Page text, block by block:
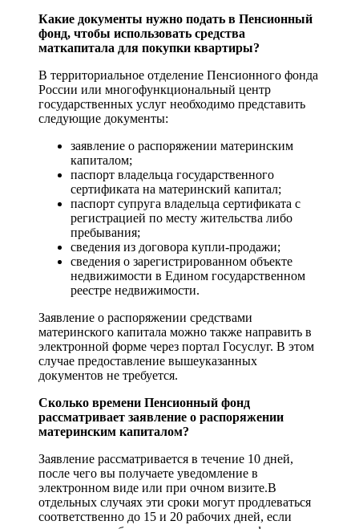
Какие документы нужно подать в Пенсионный
фонд, чтобы использовать средства
маткапитала для покупки квартиры?
В территориальное отделение Пенсионного фонда
России или многофункциональный центр
государственных услуг необходимо представить
следующие документы:
заявление о распоряжении материнским
капиталом;
паспорт владельца государственного
сертификата на материнский капитал;
паспорт супруга владельца сертификата с
регистрацией по месту жительства либо
пребывания;
сведения из договора купли-продажи;
сведения о зарегистрированном объекте
недвижимости в Едином государственном
реестре недвижимости.
Заявление о распоряжении средствами
материнского капитала можно также направить в
электронной форме через портал Госуслуг. В этом
случае предоставление вышеуказанных
документов не требуется.
Сколько времени Пенсионный фонд
рассматривает заявление о распоряжении
материнским капиталом?
Заявление рассматривается в течение 10 дней,
после чего вы получаете уведомление в
электронном виде или при очном визите.В
отдельных случаях эти сроки могут продлеваться
соответственно до 15 и 20 рабочих дней, если